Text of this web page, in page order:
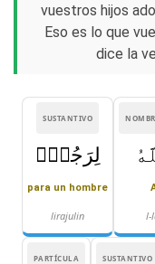
vuestros hijos
Eso es lo que
dice la
l-
SUSTANTIVO
لِرَجُلٍۢ
para un hombre
lirajulin
SUSTANTIVO
PARTÍCULA